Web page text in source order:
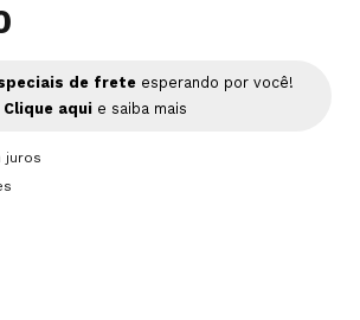
de freteesperando por você!
Clique aquie saiba mais
juros